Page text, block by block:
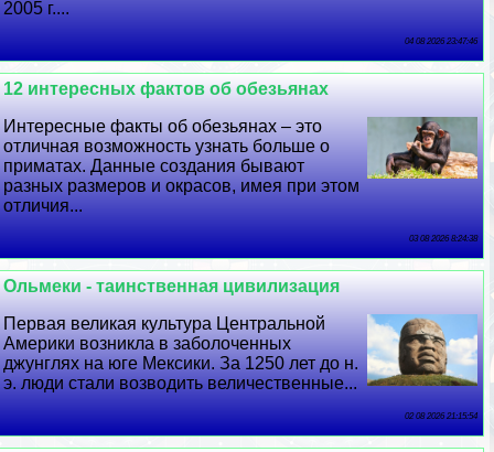
2005 г....
04 08 2026 23:47:46
12 интересных фактов об обезьянах
Интересные факты об обезьянах – это
отличная возможность узнать больше о
приматах. Данные создания бывают
разных размеров и окрасов, имея при этом
отличия...
03 08 2026 8:24:38
Ольмеки - таинственная цивилизация
Первая великая культура Центральной
Америки возникла в заболоченных
джунглях на юге Мексики. За 1250 лет до н.
э. люди стали возводить величественные...
02 08 2026 21:15:54